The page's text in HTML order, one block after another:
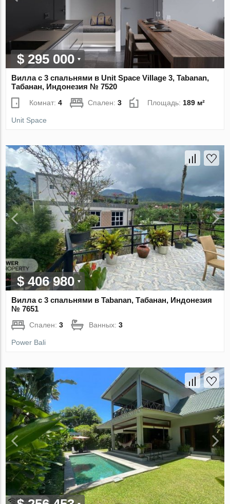
$ 295 000
Вилла с 3 спальнями в Unit Space Village 3, Tabanan,
Табанан, Индонезия № 7520
Комнат:4 Спален:3 Площадь: 189 м²
Unit Space
$ 406 980
Вилла с 3 спальнями в Tabanan, Табанан, Индонезия
№ 7651
Спален:3 Ванных:3
Power Bali